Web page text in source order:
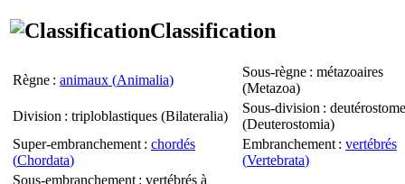
Classification
Règne : animaux (Animalia)
Sous-règne : métazoaires
(Metazoa)
Division : triploblastiques (Bilateralia)
Sous-division :
(Deuterostomia)
Super-embranchement : chordés
(Chordata)
Embranchement : vertébrés
(Vertebrata)
Sous-embranchement : vertébrés à